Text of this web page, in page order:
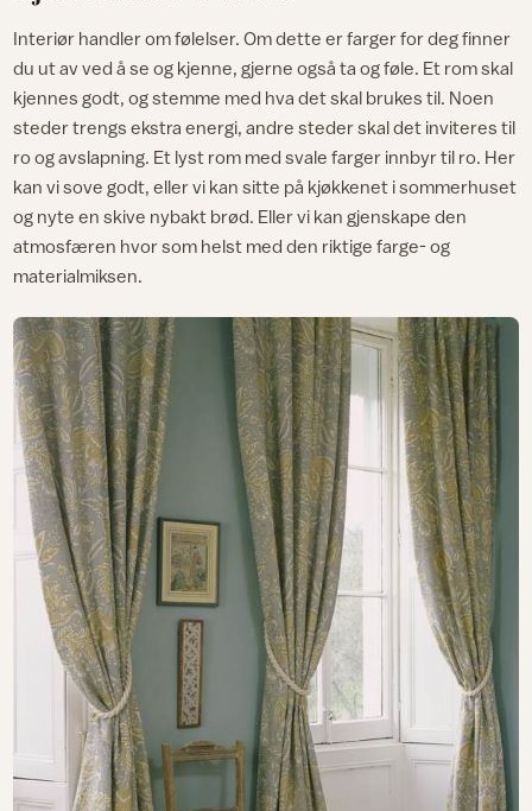
Interiør handler om følelser. Om dette er farger for deg finner
du ut av ved å se og kjenne, gjerne også ta og føle. Et rom skal
kjennes godt, og stemme med hva det skal brukes til. Noen
steder trengs ekstra energi, andre steder skal det inviteres til
ro og avslapning. Et lyst rom med svale farger innbyr til ro. Her
kan vi sove godt, eller vi kan sitte på kjøkkenet i sommerhuset
og nyte en skive nybakt brød. Eller vi kan gjenskape den
atmosfæren hvor som helst med den riktige farge- og
materialmiksen.